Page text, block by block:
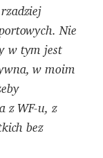
Nie
w tym jest
w moim
z WF-u, z
bez